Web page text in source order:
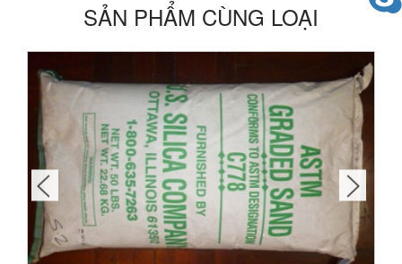
SẢN PHẨM CÙNG LOẠI